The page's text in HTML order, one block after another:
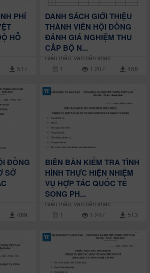
PHÍ
HỖ
517
DANH SÁCH GIỚI THIỆU
THÀNH VIÊN HỘI ĐỒNG
ĐÁNH GIÁ NGHIỆM THU
CẤP BỘ N...
Biểu mẫu, văn bản khác
1
1.207 468
ĐỒNG
SỞ
489
BIÊN BẢN KIỂM TRA TÌNH
HÌNH THỰC HIỆN NHIỆM
VỤ HỢP TÁC QUỐC TẾ
SONG PH...
Biểu mẫu, văn bản khác
1
1.247 513